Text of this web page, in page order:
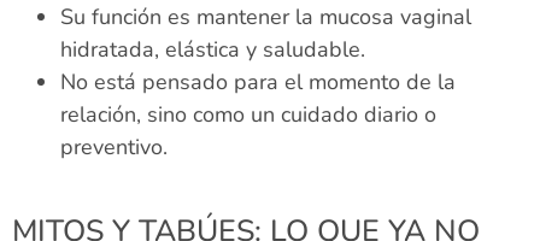
Su función es mantener la mucosa vaginal
hidratada, elástica y saludable.
No está pensado para el momento de la
relación, sino como un cuidado diario o
preventivo.
MITOS Y TABÚES: LO QUE YA NO